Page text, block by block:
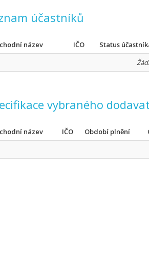
účastníků
název IČO
Status
vybraného
název IČO Období plnění